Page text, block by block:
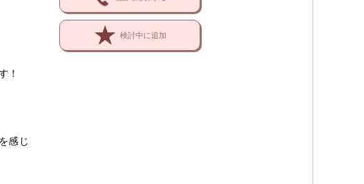
！
感じ
検討中に追加